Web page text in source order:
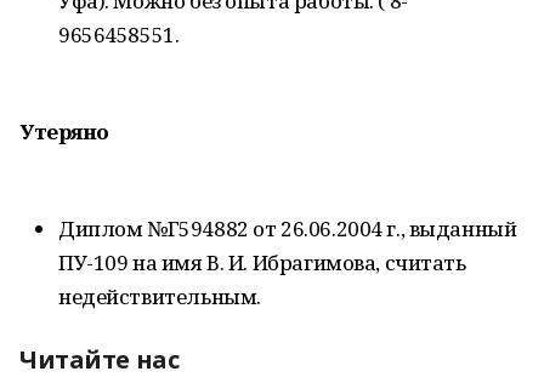
9656458551.
Утеряно
Диплом №Г594882 от 26.06.2004 г., выданный
ПУ-109 на имя В. И. Ибрагимова, считать
недействительным.
Читайте нас